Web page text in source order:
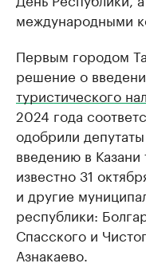
международными
Первым городом
решение о
туристического
2024 года
одобрили
введению в Казани
известно 31
и другие
республики:
Спасского и
Азнакаево.